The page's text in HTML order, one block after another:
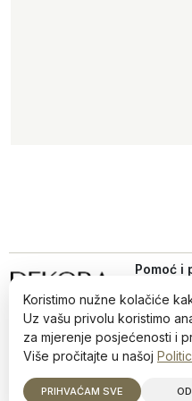
Iz ljubavi prema dizajnu,
od 2022.
Pomoć i
Politika
Načini
sigurnost
©2026 Dekora · Sva prava
Koristimo nužne kolačiće
Uz vašu privolu koristimo
za mjerenje posjećenosti i
Više pročitajte u našoj
PRIHVAĆAM SVE